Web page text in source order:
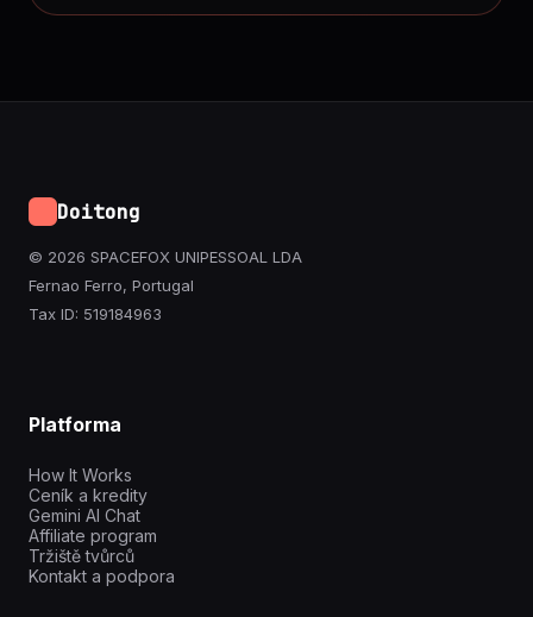
Doitong
© 2026 SPACEFOX UNIPESSOAL LDA
Fernao Ferro, Portugal
Tax ID: 519184963
Platforma
How It Works
Ceník a kredity
Gemini AI Chat
Affiliate program
Tržiště tvůrců
Kontakt a podpora